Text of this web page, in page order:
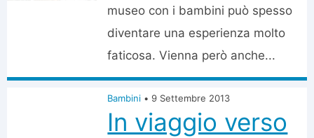
museo con i bambini può spesso
diventare una esperienza molto
faticosa. Vienna però anche...
Bambini • 9 Settembre 2013
In viaggio verso